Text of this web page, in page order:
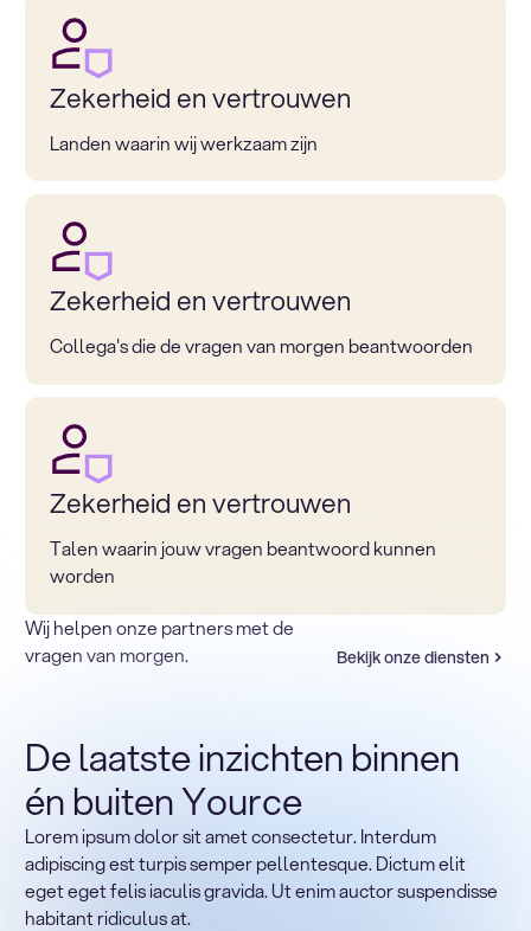
Zekerheid en vertrouwen
Landen waarin wij werkzaam zijn
Zekerheid en vertrouwen
Collega's die de vragen van morgen beantwoorden
Zekerheid en vertrouwen
Talen waarin jouw vragen beantwoord kunnen
worden
Wij helpen onze partners met de
vragen van morgen.
Bekijk onze diensten
Terug naar sectoren
Heading
De laatste inzichten binnen
én buiten Yource
Lorem ipsum dolor sit amet consectetur. Interdum
adipiscing est turpis semper pellentesque. Dictum elit
eget eget felis iaculis gravida. Ut enim auctor suspendisse
habitant ridiculus at.